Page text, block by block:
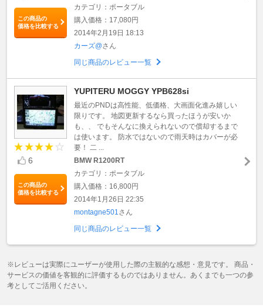
この商品の
価格を比較する
カテゴリ：ポータブル
購入価格：17,080円
2014年2月19日 18:13
カーズ@さん
同じ商品のレビュー一覧
6
この商品の
価格を比較する
YUPITERU MOGGY YPB628si
最近のPNDは高性能、低価格、大画面化進み嬉しい
限りです。 地図更新するなら買ったほうが安いか
も、、 でもそんなに換えられないので償却するまで
は使います。 防水ではないので雨天時はカバーが必
要！ 二 ...
BMW R1200RT
カテゴリ：ポータブル
購入価格：16,800円
2014年1月26日 22:35
montagne501 さん
同じ商品のレビュー一覧
※レビューは実際にユーザーが使用した際の主観的な感想・意見です。 商品・
サービスの価値を客観的に評価するものではありません。あくまでも一つの参
考としてご活用ください。